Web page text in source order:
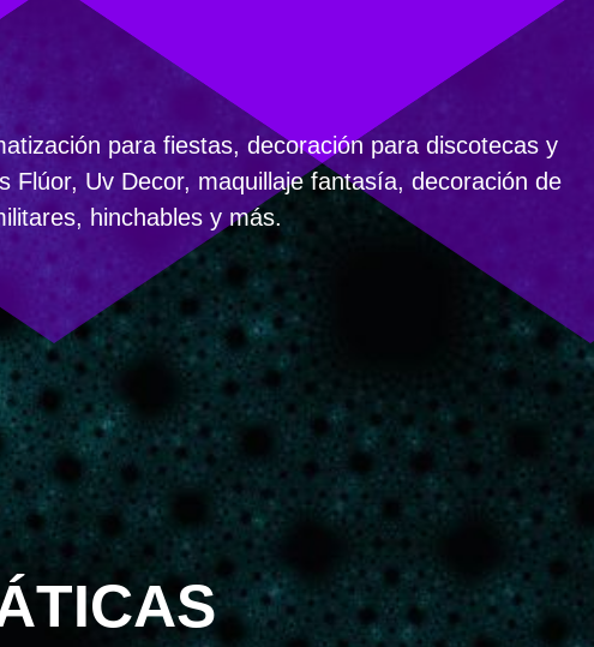
para fiestas, decoración para discotecas y
Uv Decor, maquillaje fantasía, decoración de
hinchables y más.